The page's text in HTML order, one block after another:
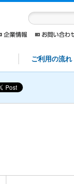
ご利用の流れ